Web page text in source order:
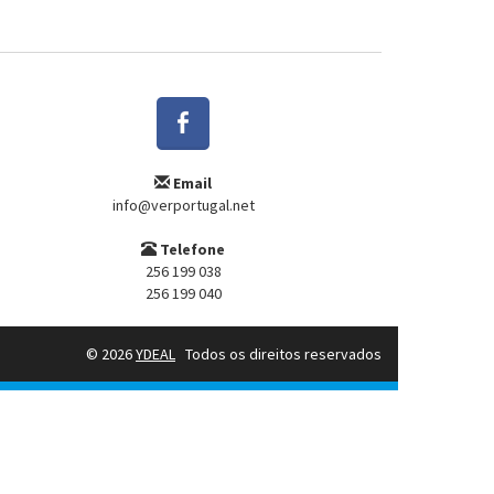
Email
info@verportugal.net
Telefone
256 199 038
256 199 040
© 2026YDEAL Todos os direitos reservados